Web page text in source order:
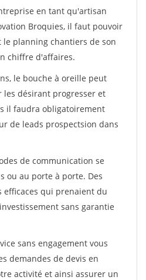
en tant qu'artisan
Broquies, il faut pouvoir
planning chantiers de son
chiffre d'affaires.
le bouche à oreille peut
désirant progresser et
il faudra obligatoirement
de leads prospectsion dans
de communication se
ou au porte à porte. Des
efficaces qui prenaient du
sans garantie
sans engagement vous
demandes de devis en
activité et ainsi assurer un